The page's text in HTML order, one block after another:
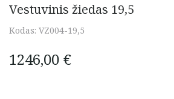
Vestuvinis žiedas 19,5
Kodas: VZ004-19,5
1246,00 €